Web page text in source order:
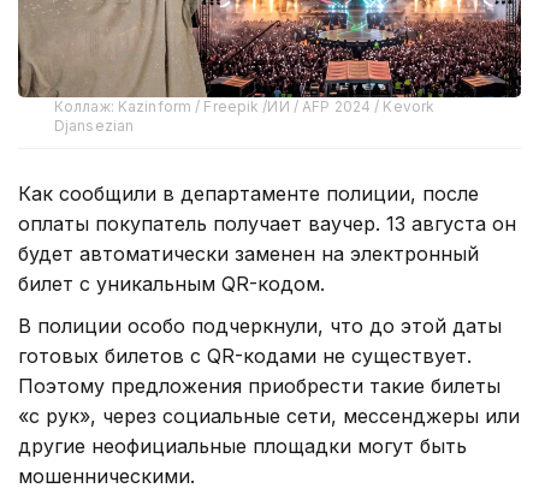
Коллаж: Kazinform / Freepik /ИИ / AFP 2024 / Kevork
Djansezian
Как сообщили в департаменте полиции, после
оплаты покупатель получает ваучер. 13 августа он
будет автоматически заменен на электронный
билет с уникальным QR-кодом.
В полиции особо подчеркнули, что до этой даты
готовых билетов с QR-кодами не существует.
Поэтому предложения приобрести такие билеты
«с рук», через социальные сети, мессенджеры или
другие неофициальные площадки могут быть
мошенническими.